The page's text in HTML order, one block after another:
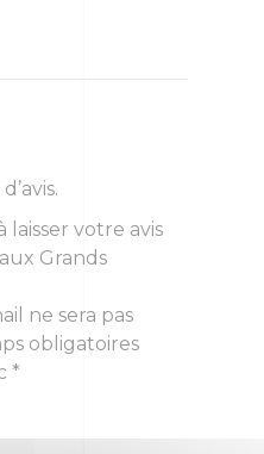
laisser votre avis
Grands
ne sera pas
obligatoires
*